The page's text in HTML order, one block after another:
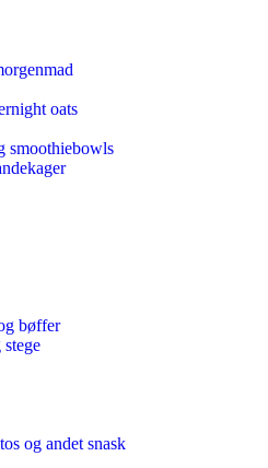
oats
smoothiebowls
bøffer
og andet snask